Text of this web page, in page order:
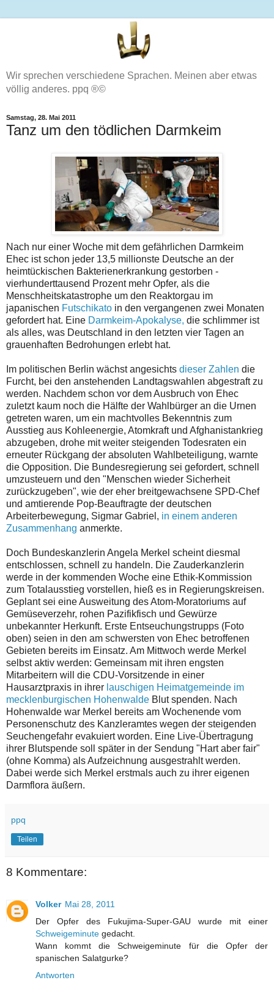
Wir sprechen verschiedene Sprachen. Meinen aber etwas
völlig anderes. ppq ®©
Samstag, 28. Mai 2011
Tanz um den tödlichen Darmkeim
Nach nur einer Woche mit dem gefährlichen Darmkeim
Ehec ist schon jeder 13,5 millionste Deutsche an der
heimtückischen Bakterienerkrankung gestorben -
vierhunderttausend Prozent mehr Opfer, als die
Menschheitskatastrophe um den Reaktorgau im
japanischen Futschikato in den vergangenen zwei Monaten
gefordert hat. Eine Darmkeim-Apokalyse, die schlimmer ist
als alles, was Deutschland in den letzten vier Tagen an
grauenhaften Bedrohungen erlebt hat.
Im politischen Berlin wächst angesichts dieser Zahlen die
Furcht, bei den anstehenden Landtagswahlen abgestraft zu
werden. Nachdem schon vor dem Ausbruch von Ehec
zuletzt kaum noch die Hälfte der Wahlbürger an die Urnen
getreten waren, um ein machtvolles Bekenntnis zum
Ausstieg aus Kohleenergie, Atomkraft und Afghanistankrieg
abzugeben, drohe mit weiter steigenden Todesraten ein
erneuter Rückgang der absoluten Wahlbeteiligung, warnte
die Opposition. Die Bundesregierung sei gefordert, schnell
umzusteuern und den "Menschen wieder Sicherheit
zurückzugeben", wie der eher breitgewachsene SPD-Chef
und amtierende Pop-Beauftragte der deutschen
Arbeiterbewegung, Sigmar Gabriel, in einem anderen
Zusammenhang anmerkte.
Doch Bundeskanzlerin Angela Merkel scheint diesmal
entschlossen, schnell zu handeln. Die Zauderkanzlerin
werde in der kommenden Woche eine Ethik-Kommission
zum Totalausstieg vorstellen, hieß es in Regierungskreisen.
Geplant sei eine Ausweitung des Atom-Moratoriums auf
Gemüseverzehr, rohen Pazifikfisch und Gewürze
unbekannter Herkunft. Erste Entseuchungstrupps (Foto
oben) seien in den am schwersten von Ehec betroffenen
Gebieten bereits im Einsatz. Am Mittwoch werde Merkel
selbst aktiv werden: Gemeinsam mit ihren engsten
Mitarbeitern will die CDU-Vorsitzende in einer
Hausarztpraxis in ihrer lauschigen Heimatgemeinde im
mecklenburgischen Hohenwalde Blut spenden. Nach
Hohenwalde war Merkel bereits am Wochenende vom
Personenschutz des Kanzleramtes wegen der steigenden
Seuchengefahr evakuiert worden. Eine Live-Übertragung
ihrer Blutspende soll später in der Sendung "Hart aber fair"
(ohne Komma) als Aufzeichnung ausgestrahlt werden.
Dabei werde sich Merkel erstmals auch zu ihrer eigenen
Darmflora äußern.
ppq
Teilen
8 Kommentare:
Volker Mai 28, 2011
Der Opfer des Fukujima-Super-GAU wurde mit einer
Schweigeminute gedacht.
Wann kommt die Schweigeminute für die Opfer der
spanischen Salatgurke?
Antworten